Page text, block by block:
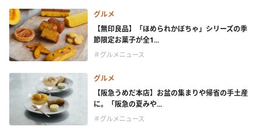
グルメ
【無印良品】「ほめられかぼちゃ」シリーズの季
節限定お菓子が全1...
＃グルメニュース
グルメ
【阪急うめだ本店】お盆の集まりや帰省の手土産
に。「阪急の夏みや...
＃グルメニュース